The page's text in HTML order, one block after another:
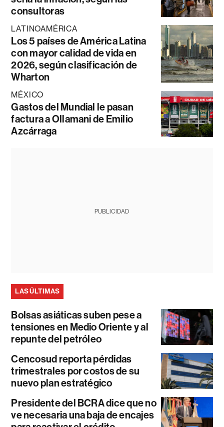
consultoras
LATINOAMÉRICA
Los 5 países de América Latina
con mayor calidad de vida en
2026, según clasificación de
Wharton
MÉXICO
Gastos del Mundial le pasan
factura a Ollamani de Emilio
Azcárraga
PUBLICIDAD
LAS ÚLTIMAS
Bolsas asiáticas suben pese a
tensiones en Medio Oriente y al
repunte del petróleo
Cencosud reporta pérdidas
trimestrales por costos de su
nuevo plan estratégico
Presidente del BCRA dice que no
ve necesaria una baja de encajes